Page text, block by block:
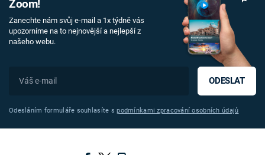
Zoom!
Zanechte nám svůj e-mail a 1x týdně vás
upozorníme na to nejnovější a nejlepší z
našeho webu.
ODESLAT
Odesláním formuláře souhlasíte spodmínkami zpracování osobních údajů